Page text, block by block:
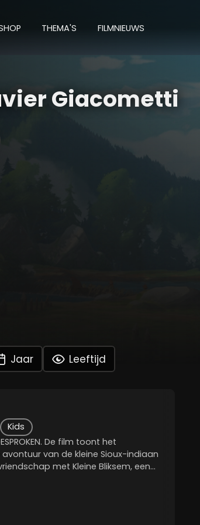
THEMA'S FILMNIEUWS
Giacometti
Jaar Leeftijd
Kids
De film toont het
van de kleine Sioux-indiaan
met Kleine Bliksem, een
Terwijl zijn stam klaar staat